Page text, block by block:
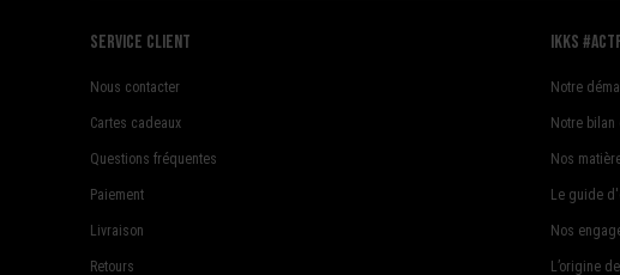
Service client
Nous contacter
Cartes cadeaux
Questions fréquentes
Paiement
Livraison
Retours
Ikks
Notre
Notre bilan
Nos
Le guide
Nos
L’origine